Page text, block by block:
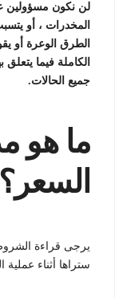
لن نكون مسؤولين
المخدرات ، أو
الطرق الوعرة أو
الكاملة فيما
جميع الحالات.
ما هو
السعر؟
يرجى قراءة
ستراها أثناء عملية